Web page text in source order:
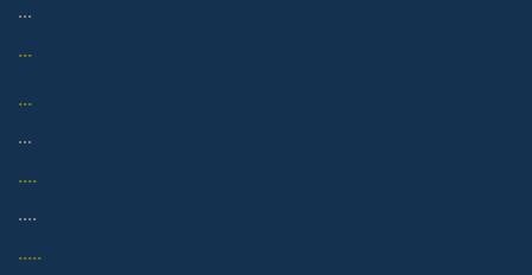
...
...
...
...
....
....
.....